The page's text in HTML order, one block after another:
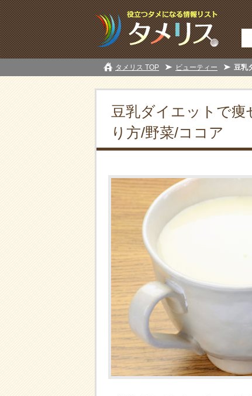
タメリス TOP ビューティー 豆乳
豆乳ダイエットで痩
り方/野菜/ココア